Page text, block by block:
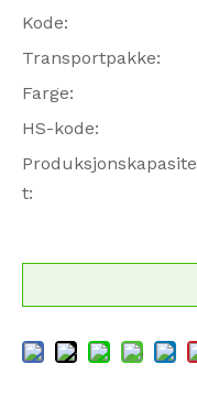
Kode:
Transportpakke:
Farge:
HS-kode:
Produksjonskapasite
t: